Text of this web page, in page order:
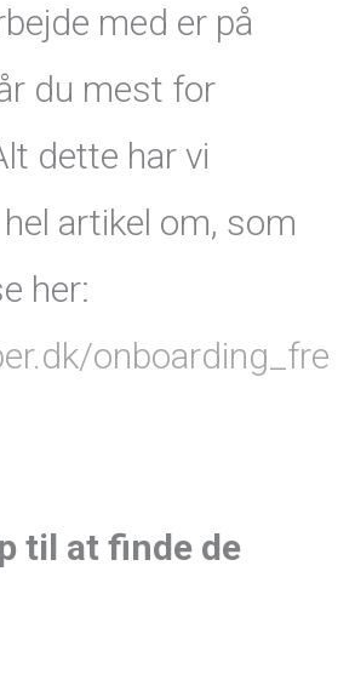
med er på
du mest for
dette har vi
artikel om, som
her:
onboarding_fre
til at finde de